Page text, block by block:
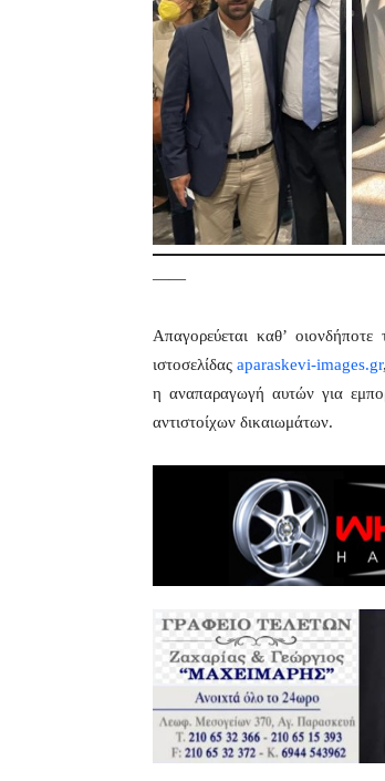
——
Απαγορεύεται καθ’
ιστοσελίδαςaparaskevi-images.gr
η αναπαραγωγή αυτών για
αντιστοίχων δικαιωμάτων.